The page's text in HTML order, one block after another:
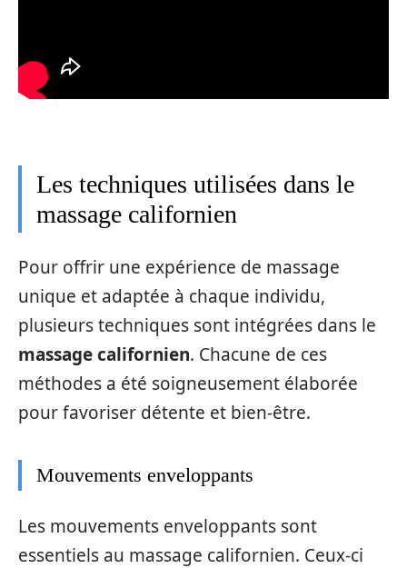
Les techniques utilisées dans le
massage californien
Pour offrir une expérience de massage
unique et adaptée à chaque individu,
plusieurs techniques sont intégrées dans le
massage californien. Chacune de ces
méthodes a été soigneusement élaborée
pour favoriser détente et bien-être.
Mouvements enveloppants
Les mouvements enveloppants sont
essentiels au massage californien. Ceux-ci